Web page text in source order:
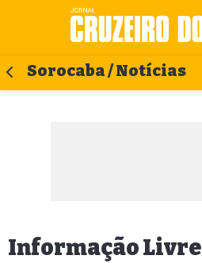
Sorocaba / Notícias
Informação Livre